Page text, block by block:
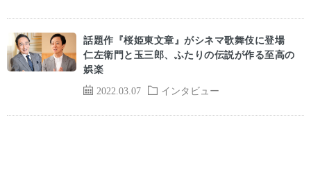
2022.03.07 インタビュー
話題作『桜姫東文章』がシネマ歌舞伎に登場
仁左衛門と玉三郎、ふたりの伝説が作る至高の
娯楽